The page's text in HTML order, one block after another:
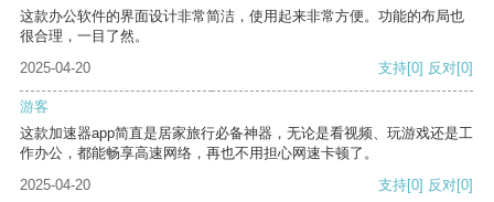
这款办公软件的界面设计非常简洁，使用起来非常方便。功能的布局也
很合理，一目了然。
2025-04-20
支持[0] 反对[0]
游客
这款加速器app简直是居家旅行必备神器，无论是看视频、玩游戏还是工
作办公，都能畅享高速网络，再也不用担心网速卡顿了。
2025-04-20
支持[0] 反对[0]